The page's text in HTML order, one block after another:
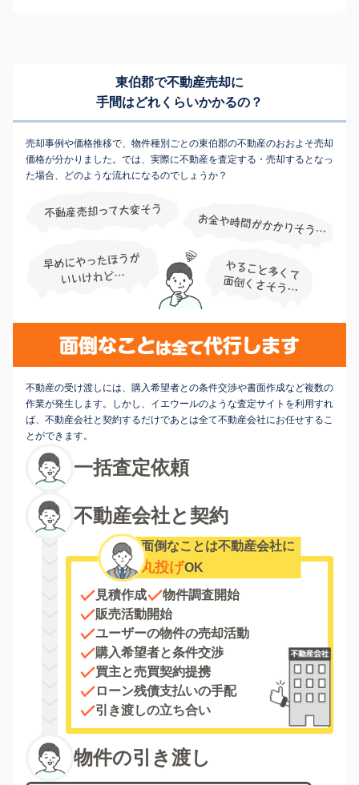
東伯郡で不動産売却に
手間はどれくらいかかるの？
売却事例や価格推移で、物件種別ごとの東伯郡の不動産のおおよそ売却
価格が分かりました。では、実際に不動産を査定する・売却するとなっ
た場合、どのような流れになるのでしょうか？
不動産の受け渡しには、購入希望者との条件交渉や書面作成など複数の
作業が発生します。しかし、イエウールのような査定サイトを利用すれ
ば、不動産会社と契約するだけであとは全て不動産会社にお任せするこ
とができます。
一括査定依頼
不動産会社と契約
面倒なことは不動産会社に
丸投げOK
見積作成
物件調査開始
販売活動開始
ユーザーの物件の売却活動
購入希望者と条件交渉
買主と売買契約提携
ローン残債支払いの手配
引き渡しの立ち合い
物件の引き渡し